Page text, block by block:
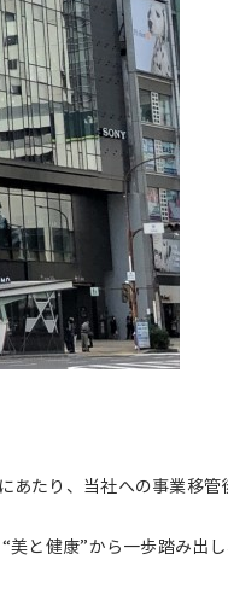
あたり、当社への事業移管
と健康”から一歩踏み出